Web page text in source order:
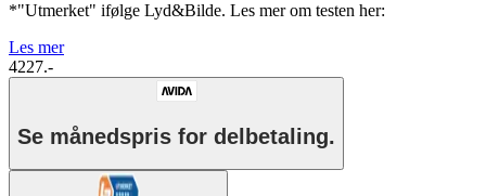
*"Utmerket" ifølge Lyd&Bilde. Les mer om testen her:
Les mer
4227.-
Se månedspris for delbetaling.